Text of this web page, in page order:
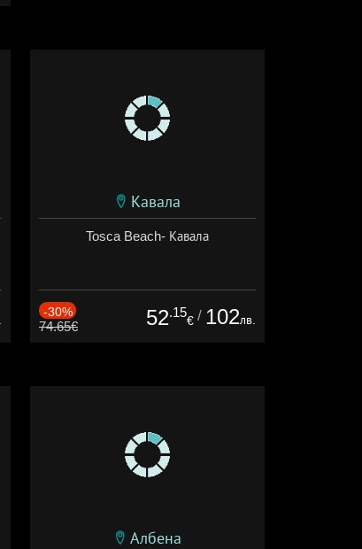
Кавала
Tosca Beach- Кавала
-30%
74.65€ 52.15
€ / 102лв.
Албена